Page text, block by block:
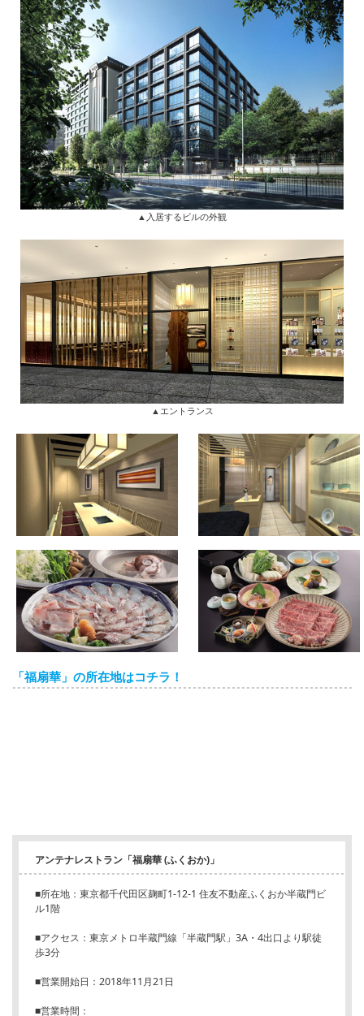
▲入居するビルの外観
▲エントランス
「福扇華」の所在地はコチラ！
アンテナレストラン「福扇華 (ふくおか)」
■所在地：東京都千代田区麹町1-12-1 住友不動産ふくおか半蔵門ビ
ル1階
■アクセス：東京メトロ半蔵門線「半蔵門駅」3A・4出口より駅徒
歩3分
■営業開始日：2018年11月21日
■営業時間：